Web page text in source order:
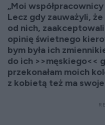
„Moi
Lecz gdy zauważyli,
od nich, zaakceptowali
opinię świetnego
bym była ich
do ich >>męskiego<<
przekonałam moich
z kobietą też ma swoje